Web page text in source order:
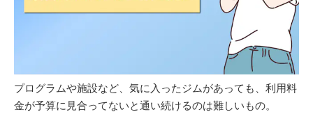
プログラムや施設など、気に入ったジムがあっても、利用料
金が予算に見合ってないと通い続けるのは難しいもの。